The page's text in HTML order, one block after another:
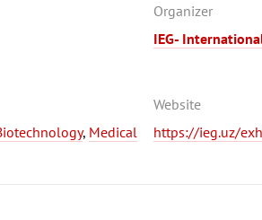
Organizer
IEG-
, Medical
Website
https://ieg.uz/